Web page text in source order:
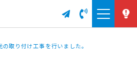
取り付け工事を行いました。